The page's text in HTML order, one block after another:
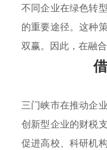
不同企业在绿色转
的重要途径。这种
双赢。因此，在融
三门峡市在推动企业
创新型企业的财税
促进高校、科研机